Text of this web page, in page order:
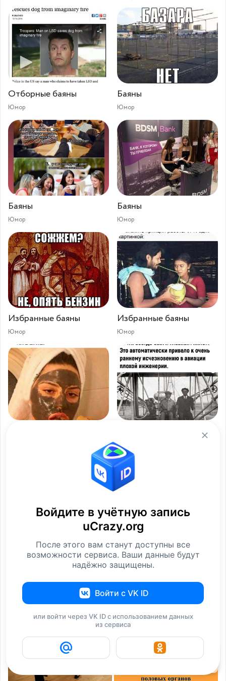
Отборные баяны
Юмор
Баяны
Юмор
Баяны
Юмор
Баяны
Юмор
Избранные баяны
Юмор
Избранные баяны
Юмор
Юмор
Баяны 585 пробы Баяны в стиле IT
Юмор
i
Войдите в учётную запись
uCrazy.org
После этого вам станут доступны все
возможности сервиса. Ваши данные будут
надёжно защищены.
Войти с VK ID
или войти через VK ID с использованием данных
из сервиса